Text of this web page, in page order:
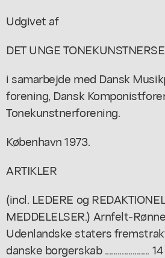
Udgivet af
DET UNGE
i samarbejde med Dansk
forening, Dansk
Tonekunstnerforening.
København 1973.
ARTIKLER
(incl. LEDERE og
MEDDELELSER.) Arnfelt-
Udenlandske staters
danske borgerskab ..................... 14